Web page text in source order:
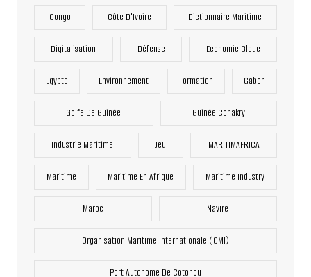
Congo Côte D'Ivoire Dictionnaire Maritime
Digitalisation Défense Economie Bleue
Egypte Environnement Formation Gabon
Golfe De Guinée Guinée Conakry
Industrie Maritime Jeu MARITIMAFRICA
Maritime Maritime En Afrique Maritime Industry
Maroc Navire
Organisation Maritime Internationale (OMI)
Port Autonome De Cotonou